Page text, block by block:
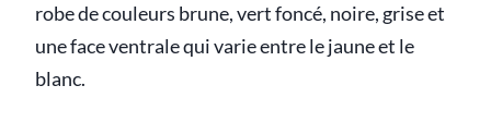
robe de couleurs brune, vert foncé, noire, grise et
une face ventrale qui varie entre le jaune et le
blanc.